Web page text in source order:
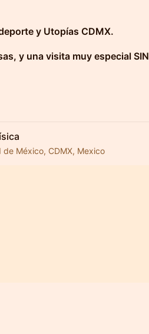
y Utopías CDMX.
y una visita muy especial SIN
México, CDMX, Mexico